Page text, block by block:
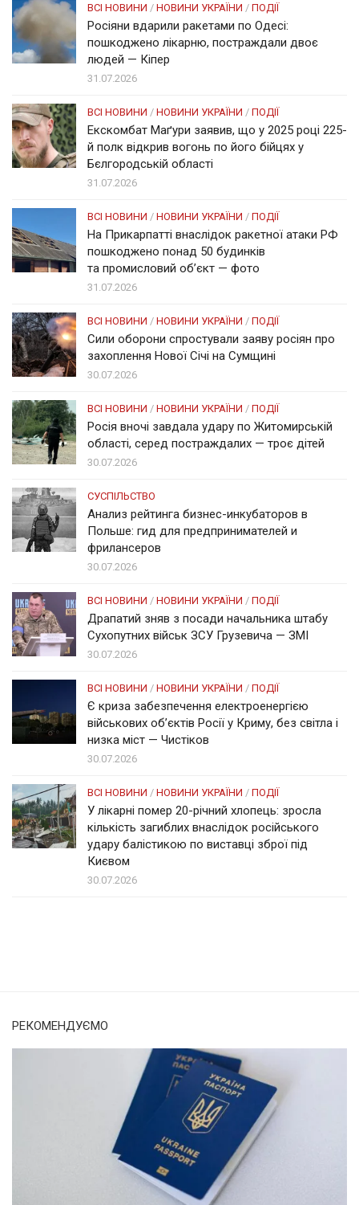
ВСІ НОВИНИ / НОВИНИ УКРАЇНИ / ПОДІЇ
Росіяни вдарили ракетами по Одесі:
пошкоджено лікарню, постраждали двоє
людей — Кіпер
31.07.2026
ВСІ НОВИНИ / НОВИНИ УКРАЇНИ / ПОДІЇ
Екскомбат Маґури заявив, що у 2025 році 225-
й полк відкрив вогонь по його бійцях у
Бєлгородській області
31.07.2026
ВСІ НОВИНИ / НОВИНИ УКРАЇНИ / ПОДІЇ
На Прикарпатті внаслідок ракетної атаки РФ
пошкоджено понад 50 будинків
та промисловий об’єкт — фото
31.07.2026
ВСІ НОВИНИ / НОВИНИ УКРАЇНИ / ПОДІЇ
Сили оборони спростували заяву росіян про
захоплення Нової Січі на Сумщині
30.07.2026
ВСІ НОВИНИ / НОВИНИ УКРАЇНИ / ПОДІЇ
Росія вночі завдала удару по Житомирській
області, серед постраждалих — троє дітей
30.07.2026
СУСПІЛЬСТВО
Анализ рейтинга бизнес-инкубаторов в
Польше: гид для предпринимателей и
фрилансеров
30.07.2026
ВСІ НОВИНИ / НОВИНИ УКРАЇНИ / ПОДІЇ
Драпатий зняв з посади начальника штабу
Сухопутних військ ЗСУ Грузевича — ЗМІ
30.07.2026
ВСІ НОВИНИ / НОВИНИ УКРАЇНИ / ПОДІЇ
Є криза забезпечення електроенергією
військових об’єктів Росії у Криму, без світла і
низка міст — Чистіков
30.07.2026
ВСІ НОВИНИ / НОВИНИ УКРАЇНИ / ПОДІЇ
У лікарні помер 20-річний хлопець: зросла
кількість загиблих внаслідок російського
удару балістикою по виставці зброї під
Києвом
30.07.2026
РЕКОМЕНДУЄМО